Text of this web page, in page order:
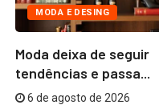
MODA E DESING
Moda deixa de seguir
tendências e passa...
6 de agosto de 2026